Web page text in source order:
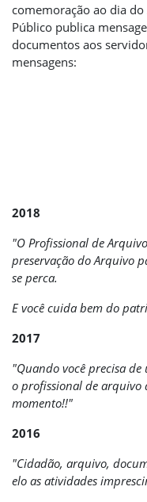
comemoração ao dia
Público publica
documentos aos
mensagens:
2018
"O Profissional de
preservação do Arquivo
se perca.
E você cuida bem do
2017
"Quando você precisa
o profissional de arquivo
momento!!"
2016
"Cidadão, arquivo,
elo as atividades